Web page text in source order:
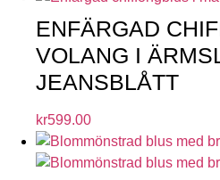
ENFÄRGAD
VOLANG I
JEANSBLÅTT
kr599.00